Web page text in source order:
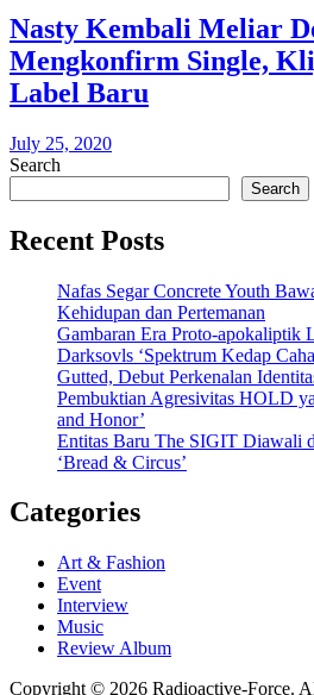
Nasty Kembali Meliar
Mengkonfirm Single,
Label Baru
July 25, 2020
Search
Search
Recent Posts
Nafas Segar Concrete Youth
Kehidupan dan Pertemanan
Gambaran Era Proto-apokaliptik
Darksovls ‘Spektrum Kedap
Gutted, Debut Perkenalan
Pembuktian Agresivitas HOLD
and Honor’
Entitas Baru The SIGIT Diawali
‘Bread & Circus’
Categories
Art & Fashion
Event
Interview
Music
Review Album
Copyright © 2026 Radioactive-Force.